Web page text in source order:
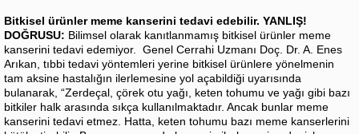
Bitkisel ürünler meme kanserini tedavi edebilir. YANLIŞ!
DOĞRUSU: Bilimsel olarak kanıtlanmamış bitkisel ürünler meme
kanserini tedavi edemiyor. Genel Cerrahi Uzmanı Doç. Dr. A. Enes
Arıkan, tıbbi tedavi yöntemleri yerine bitkisel ürünlere yönelmenin
tam aksine hastalığın ilerlemesine yol açabildiği uyarısında
bulanarak, “Zerdeçal, çörek otu yağı, keten tohumu ve yağı gibi bazı
bitkiler halk arasında sıkça kullanılmaktadır. Ancak bunlar meme
kanserini tedavi etmez. Hatta, keten tohumu bazı meme kanserlerini